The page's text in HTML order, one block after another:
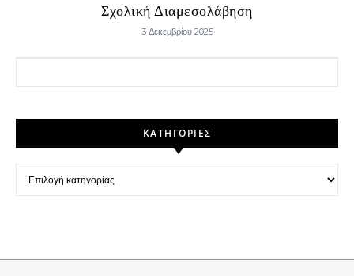
Σχολική Διαμεσολάβηση
3 Δεκεμβρίου 2025
KΑΤΗΓΟΡΊΕΣ
Kατηγορίες